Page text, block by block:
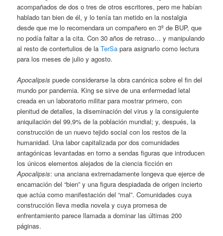
acompañados de dos o tres de otros escritores, pero me habían
hablado tan bien de él, y lo tenía tan metido en la nostalgia
desde que me lo recomendara un compañero en 3º de BUP, que
no podía faltar a la cita. Con 30 años de retraso… y manipulando
al resto de contertulios de laTerSa para asignarlo como lectura
para los meses de julio y agosto.
Apocalipsis puede considerarse la obra canónica sobre el fin del
mundo por pandemia. King se sirve de una enfermedad letal
creada en un laboratorio militar para mostrar primero, con
plenitud de detalles, la diseminación del virus y la consiguiente
aniquilación del 99,9% de la población mundial; y, después, la
construcción de un nuevo tejido social con los restos de la
humanidad. Una labor capitalizada por dos comunidades
antagónicas levantadas en torno a sendas figuras que introducen
los únicos elementos alejados de la ciencia ficción en
Apocalipsis: una anciana extremadamente longeva que ejerce de
encarnación del “bien” y una figura despiadada de origen incierto
que actúa como manifestación del “mal”. Comunidades cuya
construcción lleva media novela y cuya promesa de
enfrentamiento parece llamada a dominar las últimas 200
páginas.